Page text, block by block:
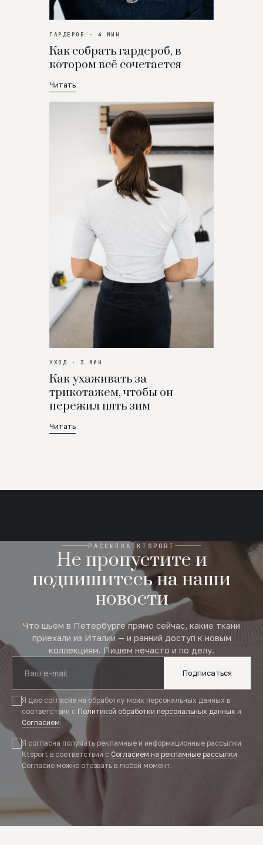
ГАРДЕРОБ · 4 МИН
Как собрать гардероб, в
котором всё сочетается
Читать
УХОД · 3 МИН
Как ухаживать за
трикотажем, чтобы он
пережил пять зим
Читать
РАССЫЛКА KTSPORT
Не пропустите и
подпишитесь на наши
новости
Что шьём в Петербурге прямо сейчас, какие ткани
приехали из Италии — и ранний доступ к новым
коллекциям. Пишем нечасто и по делу.
Подписаться
Я даю согласие на обработку моих персональных данных в
соответствии с Политикой обработки персональных данных и
Согласием.
Я согласна получать рекламные и информационные рассылки
Ktsport в соответствии с Согласием на рекламные рассылки.
Согласие можно отозвать в любой момент.